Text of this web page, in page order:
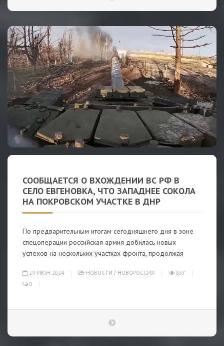
СООБЩАЕТСЯ О ВХОЖДЕНИИ ВС РФ В
СЕЛО ЕВГЕНОВКА, ЧТО ЗАПАДНЕЕ СОКОЛА
НА ПОКРОВСКОМ УЧАСТКЕ В ДНР
По предварительным итогам сегодняшнего дня в зоне
спецоперации российская армия добилась новых
успехов на нескольких участках фронта, продолжая
29-ИЮН-2024 НОВОСТИ / НОВОРОССИЯ
837
0